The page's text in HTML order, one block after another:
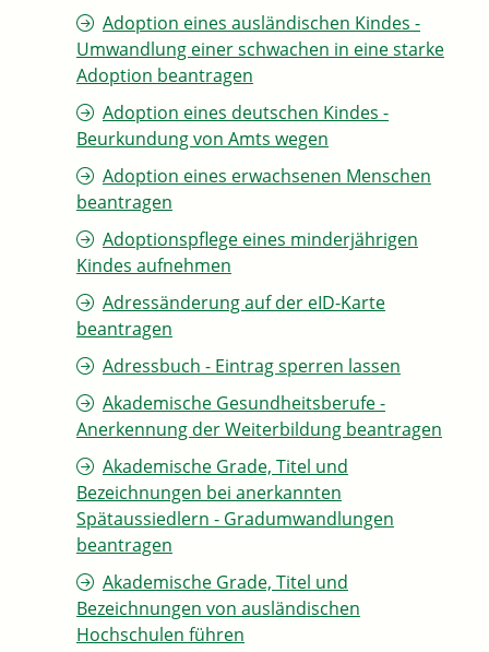
Adoption eines ausländischen Kindes -
Umwandlung einer schwachen in eine starke
Adoption beantragen
Adoption eines deutschen Kindes -
Beurkundung von Amts wegen
Adoption eines erwachsenen Menschen
beantragen
Adoptionspflege eines minderjährigen
Kindes aufnehmen
Adressänderung auf der eID-Karte
beantragen
Adressbuch - Eintrag sperren lassen
Akademische Gesundheitsberufe -
Anerkennung der Weiterbildung beantragen
Akademische Grade, Titel und
Bezeichnungen bei anerkannten
Spätaussiedlern - Gradumwandlungen
beantragen
Akademische Grade, Titel und
Bezeichnungen von ausländischen
Hochschulen führen